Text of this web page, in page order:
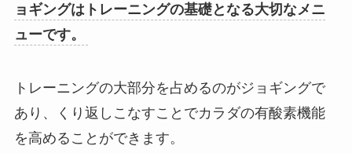
ョギングはトレーニングの基礎となる大切なメニ
ューです。
トレーニングの大部分を占めるのがジョギングで
あり、くり返しこなすことでカラダの有酸素機能
を高めることができます。